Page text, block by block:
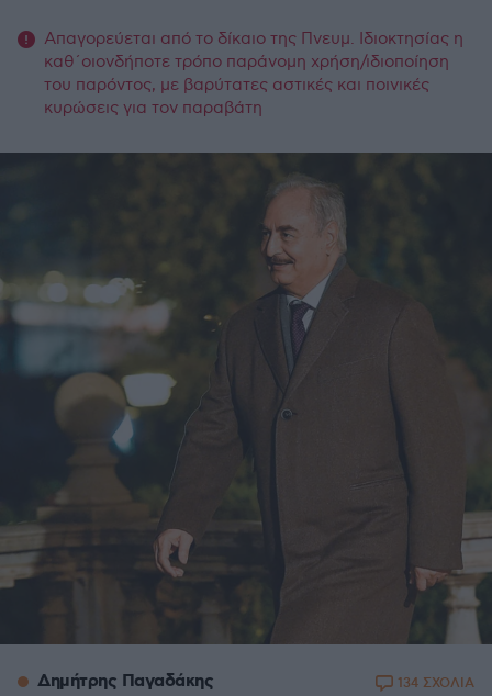
Απαγορεύεται από το δίκαιο της Πνευμ. Ιδιοκτησίας η
καθ΄οιονδήποτε τρόπο παράνομη χρήση/ιδιοποίηση
του παρόντος, με βαρύτατες αστικές και ποινικές
κυρώσεις για τον παραβάτη
Δημήτρης Παγαδάκης 134 ΣΧΟΛΙΑ